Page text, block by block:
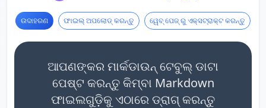
ଉଦାହରଣ ଫାଇଲ୍ ଅପଲୋଡ୍ କରନ୍ତୁ ୱେବ୍ ପେଜ୍ ରୁ ଏକ୍ସଟ୍ରାକ୍ଟ କରନ୍ତୁ
ଆପଣଙ୍କର ମାର୍କଡାଉନ୍ ଟେବୁଲ୍ ଡାଟା
ପେଷ୍ଟ କରନ୍ତୁ କିମ୍ବା Markdown
ଫାଇଲଗୁଡ଼ିକୁ ଏଠାରେ ଡ୍ରାଗ୍ କରନ୍ତୁ